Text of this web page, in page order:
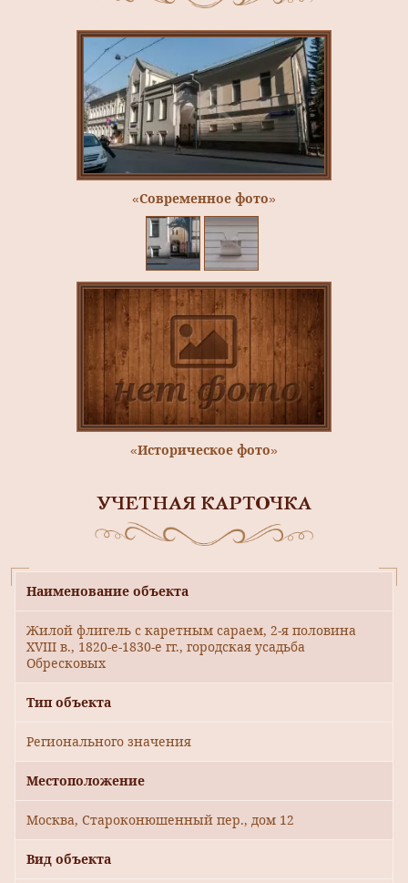
«Современное фото»
«Историческое фото»
УЧЕТНАЯ КАРТОЧКА
Наименование объекта
Жилой флигель с каретным сараем, 2-я половина
XVIII в., 1820-е-1830-е гг., городская усадьба
Обресковых
Тип объекта
Регионального значения
Местоположение
Москва, Староконюшенный пер., дом 12
Вид объекта